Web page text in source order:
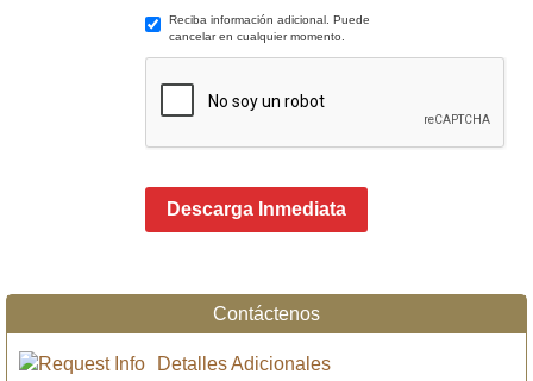
Reciba información adicional. Puede
cancelar en cualquier momento.
Descarga Inmediata
Contáctenos
Detalles Adicionales